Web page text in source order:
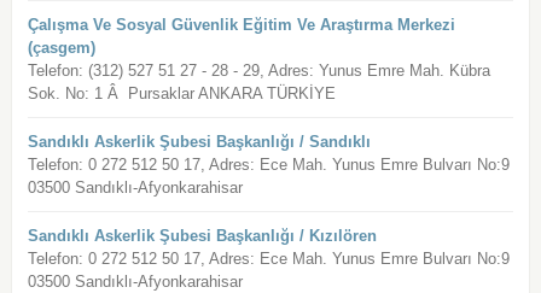
Çalışma Ve Sosyal Güvenlik Eğitim Ve Araştırma Merkezi
(çasgem)
Telefon: (312) 527 51 27 - 28 - 29, Adres: Yunus Emre Mah. Kübra
Sok. No: 1 Â Pursaklar ANKARA TÜRKİYE
Sandıklı Askerlik Şubesi Başkanlığı / Sandıklı
Telefon: 0 272 512 50 17, Adres: Ece Mah. Yunus Emre Bulvarı No:9
03500 Sandıklı-Afyonkarahisar
Sandıklı Askerlik Şubesi Başkanlığı / Kızılören
Telefon: 0 272 512 50 17, Adres: Ece Mah. Yunus Emre Bulvarı No:9
03500 Sandıklı-Afyonkarahisar